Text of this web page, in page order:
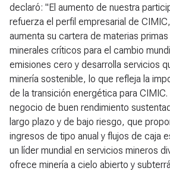
declaró: "El aumento de nuestra
refuerza el perfil empresarial de
aumenta su cartera de materias
minerales críticos para el cambio
emisiones cero y desarrolla servicios
minería sostenible, lo que refleja la
de la transición energética para
negocio de buen rendimiento
largo plazo y de bajo riesgo, que
ingresos de tipo anual y flujos de caja
un líder mundial en servicios mineros
ofrece minería a cielo abierto y